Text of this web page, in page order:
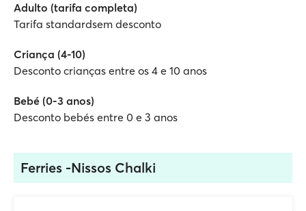
Adulto (tarifa completa)
Tarifa standardsem desconto
Criança (4-10)
Desconto crianças entre os 4 e 10 anos
Bebé (0-3 anos)
Desconto bebés entre 0 e 3 anos
Ferries -Nissos Chalki